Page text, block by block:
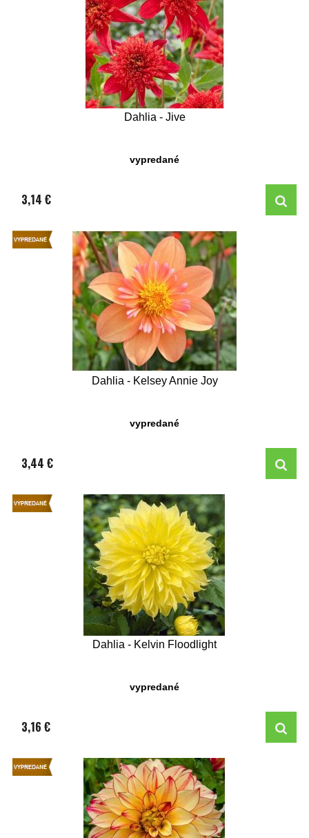
Dahlia - Jive
vypredané
3,14 €
Dahlia - Kelsey Annie Joy
vypredané
3,44 €
Dahlia - Kelvin Floodlight
vypredané
3,16 €